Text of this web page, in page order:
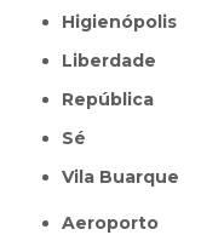
Higienópolis
Liberdade
República
Sé
Vila Buarque
Aeroporto